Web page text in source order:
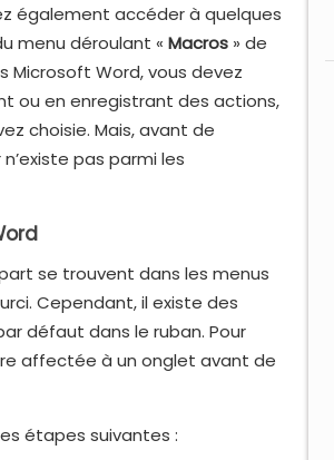
également accéder à quelques
menu déroulant « Macros» de
Microsoft Word, vous devez
ou en enregistrant des actions,
choisie. Mais, avant de
pas parmi les
se trouvent dans les menus
Cependant, il existe des
défaut dans le ruban. Pour
affectée à un onglet avant de
étapes suivantes :